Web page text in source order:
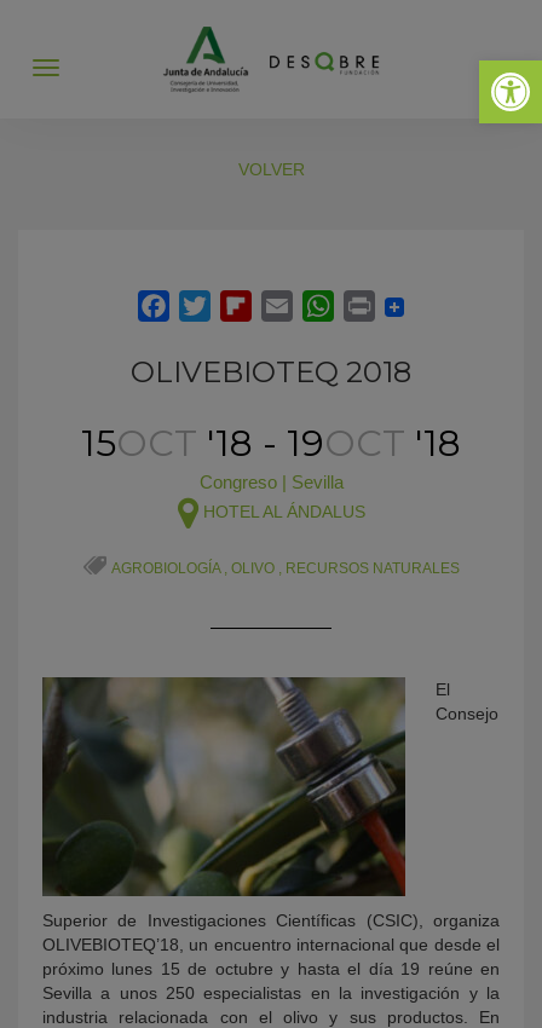
Abrir
Abrir
VOLVER
OLIVEBIOTEQ 2018
15OCT '18 - 19OCT '18
Congreso| Sevilla
HOTEL AL ÁNDALUS
AGROBIOLOGÍA, OLIVO, RECURSOS NATURALES
El
Consejo
Superior de Investigaciones Científicas (CSIC), organiza
OLIVEBIOTEQ’18, un encuentro internacional que desde el
próximo lunes 15 de octubre y hasta el día 19 reúne en
Sevilla a unos 250 especialistas en la investigación y la
industria relacionada con el olivo y sus productos. En